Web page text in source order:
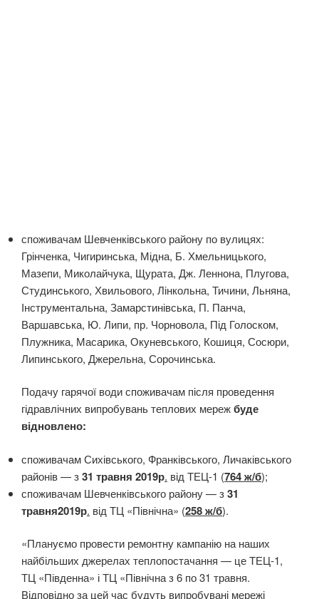
споживачам Шевченківського району по вулицях:
Грінченка, Чигиринська, Мідна, Б. Хмельницького,
Мазепи, Миколайчука, Щурата, Дж. Леннона, Плугова,
Студинського, Хвильового, Лінкольна, Тичини, Льняна,
Інструментальна, Замарстинівська, П. Панча,
Варшавська, Ю. Липи, пр. Чорновола, Під Голоском,
Плужника, Масарика, Окуневського, Кошиця, Сосюри,
Липинського, Джерельна, Сорочинська.
Подачу гарячої води споживачам після проведення
гідравлічних випробувань теплових мережбуде
відновлено:
споживачам Сихівського, Франківського, Личаківського
районів — з31 травня 2019р. від ТЕЦ-1 (764 ж/б);
споживачам Шевченківського району — з31
травня2019р. від ТЦ «Північна» (258 ж/б).
«Плануємо провести ремонтну кампанію на наших
найбільших джерелах теплопостачання — це ТЕЦ-1,
ТЦ «Південна» і ТЦ «Північна з 6 по 31 травня.
Відповідно за цей час будуть випробувані мережі